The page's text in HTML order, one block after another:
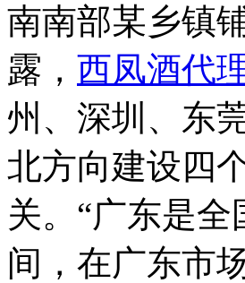
南南部某乡镇
露， 西凤酒代
州、深圳、东
北方向建设四
关。“广东是
间，在广东市